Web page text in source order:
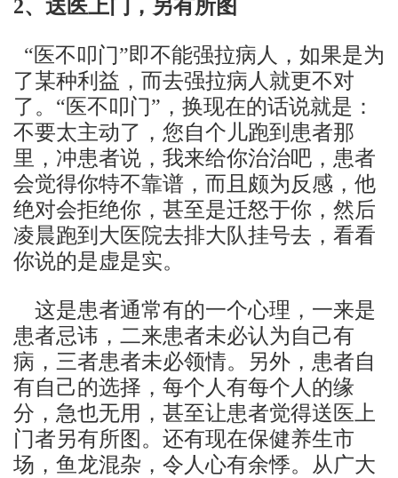
2、送医上门，另有所图
“医不叩门”即不能强拉病人，如果是为
了某种利益，而去强拉病人就更不对
了。“医不叩门”，换现在的话说就是：
不要太主动了，您自个儿跑到患者那
里，冲患者说，我来给你治治吧，患者
会觉得你特不靠谱，而且颇为反感，他
绝对会拒绝你，甚至是迁怒于你，然后
凌晨跑到大医院去排大队挂号去，看看
你说的是虚是实。
这是患者通常有的一个心理，一来是
患者忌讳，二来患者未必认为自己有
病，三者患者未必领情。另外，患者自
有自己的选择，每个人有每个人的缘
分，急也无用，甚至让患者觉得送医上
门者另有所图。还有现在保健养生市
场，鱼龙混杂，令人心有余悸。从广大